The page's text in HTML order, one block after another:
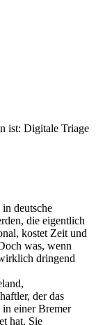
ist: Digitale Triage
deutsche
die eigentlich
kostet Zeit und
was, wenn
dringend
der das
in einer Bremer
hat. Sie